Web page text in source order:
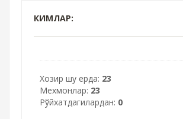
КИМЛАР:
Хозир шу ерда: 23
Мехмонлар: 23
Рўйхатдагилардан: 0